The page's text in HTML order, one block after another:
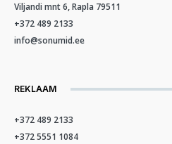
Viljandi mnt 6, Rapla 79511
+372 489 2133
info@sonumid.ee
REKLAAM
+372 489 2133
+372 5551 1084